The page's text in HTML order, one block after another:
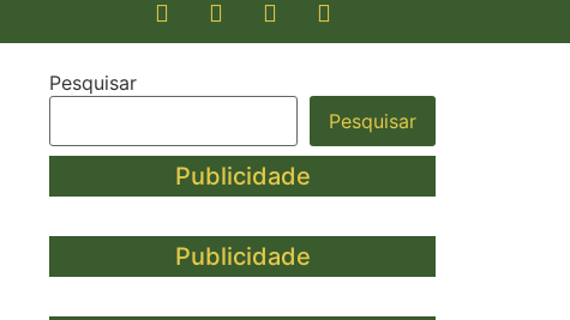
Pesquisar
Pesquisar
Publicidade
Publicidade